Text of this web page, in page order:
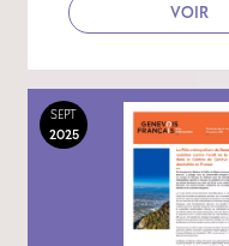
VOIR
SEPT
2025